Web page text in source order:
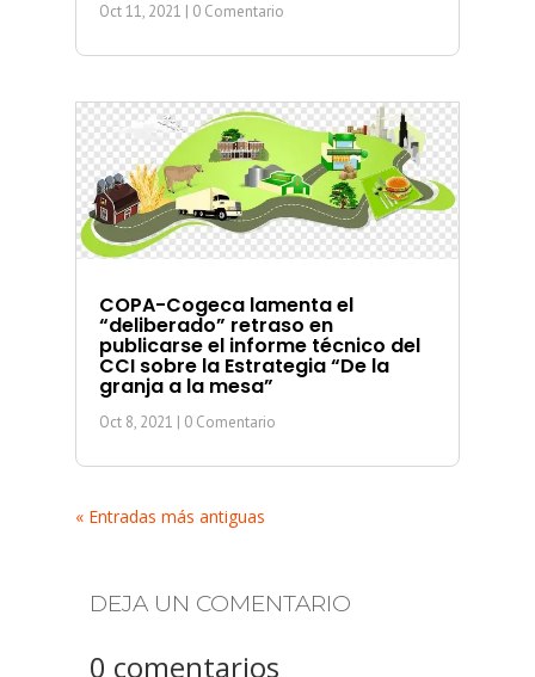
Oct 11, 2021 | 0 Comentario
COPA-Cogeca lamenta el
“deliberado” retraso en
publicarse el informe técnico del
CCI sobre la Estrategia “De la
granja a la mesa”
Oct 8, 2021 | 0 Comentario
« Entradas más antiguas
DEJA UN COMENTARIO
0 comentarios